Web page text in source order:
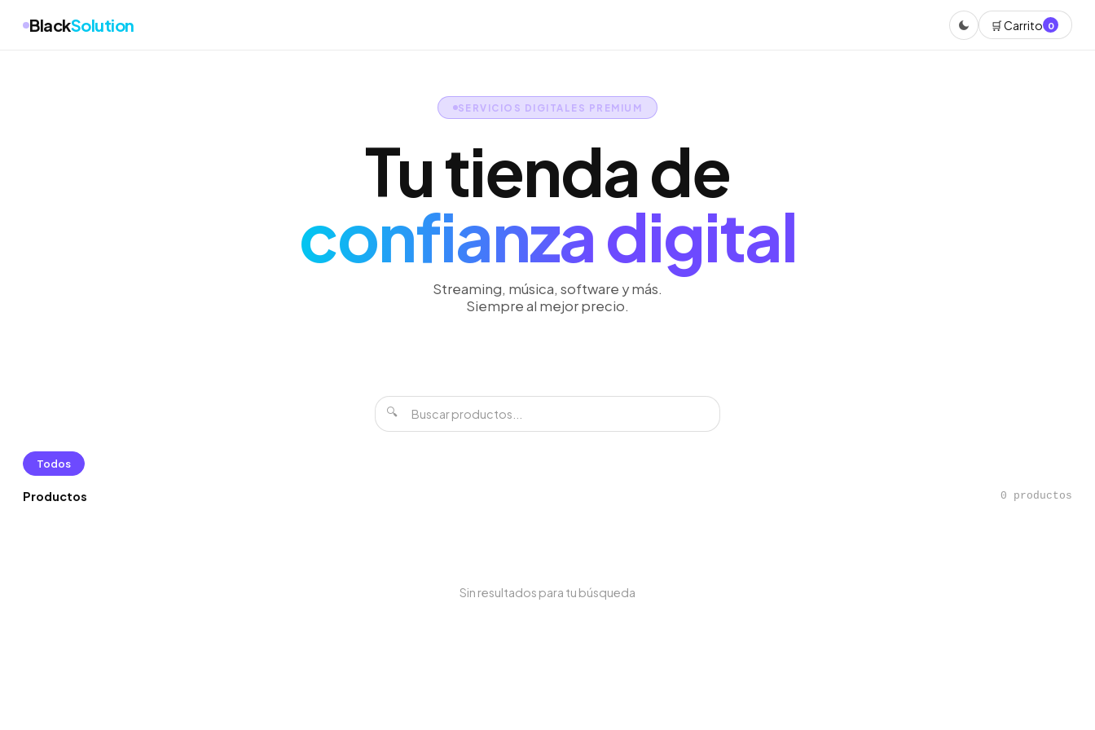
BlackSolution 🛒 Carrito 0
SERVICIOS DIGITALES PREMIUM
Tu tienda de
confianza digital
Streaming, música, software y más.
Siempre al mejor precio.
🔍
Todos
Productos 0 productos
Sin resultados para tu búsqueda